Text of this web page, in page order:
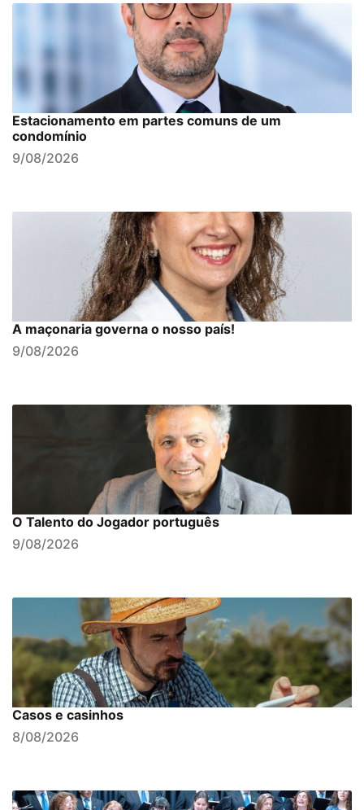
Estacionamento em partes comuns de um
condomínio
9/08/2026
A maçonaria governa o nosso país!
9/08/2026
O Talento do Jogador português
9/08/2026
Casos e casinhos
8/08/2026